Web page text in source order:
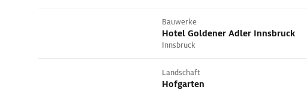
Bauwerke
Hotel Goldener Adler Innsbruck
Innsbruck
Landschaft
Hofgarten